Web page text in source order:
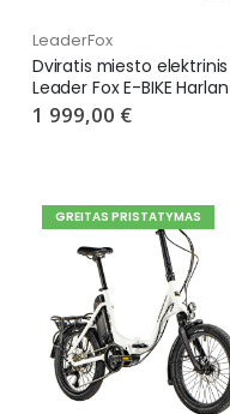
LeaderFox
Dviratis miesto elektrinis
Leader Fox E-BIKE Harlan
1 999,00 €
GREITAS PRISTATYMAS